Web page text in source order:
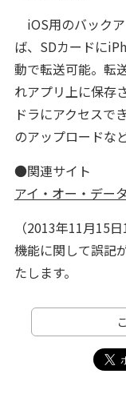
iOS用のバック
ば、SDカードに
動で転送可能。転
れアプリ上に保存
ドラにアクセスで
のアップロードな
●関連サイト
アイ・オー・データ
（2013年11月15
機能に関して誤記
たします。